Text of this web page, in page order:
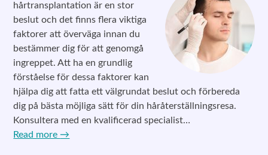
hårtransplantation är en stor
beslut och det finns flera viktiga
faktorer att överväga innan du
bestämmer dig för att genomgå
ingreppet. Att ha en grundlig
förståelse för dessa faktorer kan
hjälpa dig att fatta ett välgrundat beslut och förbereda
dig på bästa möjliga sätt för din håråterställningsresa.
Konsultera med en kvalificerad specialist…
Read more →